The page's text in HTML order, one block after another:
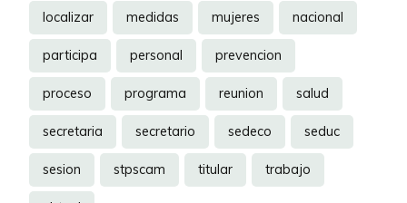
localizar medidas mujeres nacional
participa personal prevencion
proceso programa reunion salud
secretaria secretario sedeco seduc
sesion stpscam titular trabajo